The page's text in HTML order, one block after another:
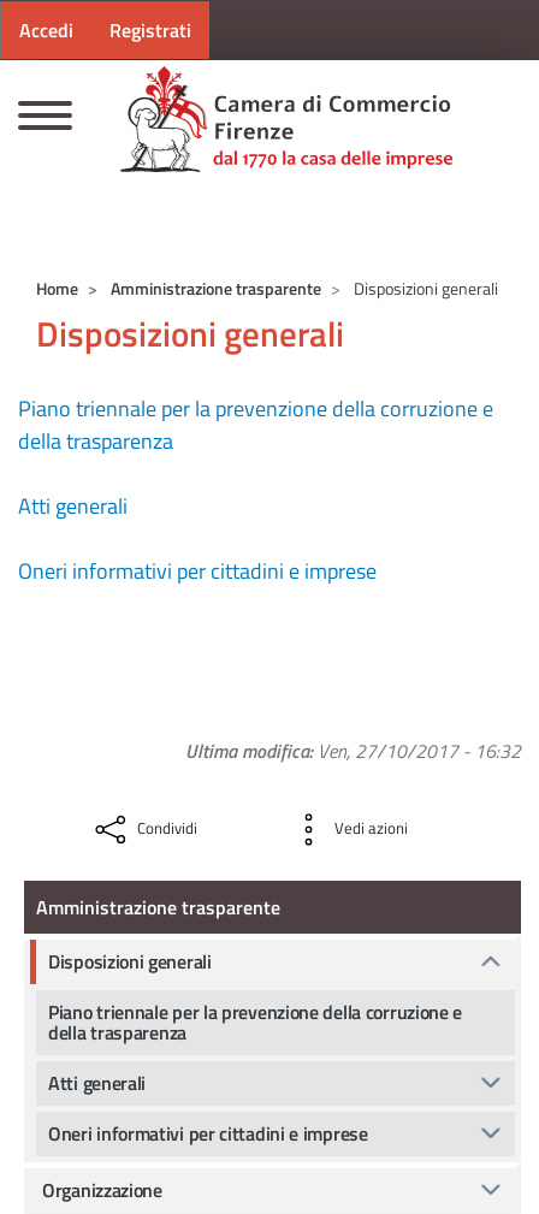
Menu profilo utente
Accedi Registrati
Home Amministrazione trasparente Disposizioni generali
Disposizioni generali
Piano triennale per la prevenzione della corruzione e
della trasparenza
Atti generali
Oneri informativi per cittadini e imprese
Ultima modifica Ven, 27/10/2017 - 16:32
Condividi Vedi azioni
Amministrazione Trasparente
Amministrazione trasparente
Disposizioni generali
Piano triennale per la prevenzione della corruzione e
della trasparenza
Atti generali
Oneri informativi per cittadini e imprese
Organizzazione